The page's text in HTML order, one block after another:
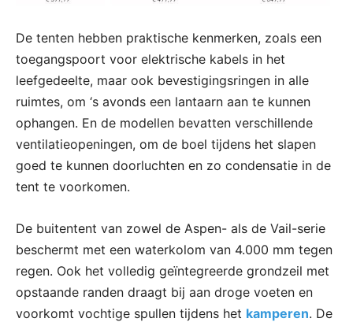
De tenten hebben praktische kenmerken, zoals een
toegangspoort voor elektrische kabels in het
leefgedeelte, maar ook bevestigingsringen in alle
ruimtes, om ‘s avonds een lantaarn aan te kunnen
ophangen. En de modellen bevatten verschillende
ventilatieopeningen, om de boel tijdens het slapen
goed te kunnen doorluchten en zo condensatie in de
tent te voorkomen.
De buitentent van zowel de Aspen- als de Vail-serie
beschermt met een waterkolom van 4.000 mm tegen
regen. Ook het volledig geïntegreerde grondzeil met
opstaande randen draagt bij aan droge voeten en
voorkomt vochtige spullen tijdens het kamperen. De